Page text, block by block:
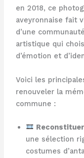
en 2018, ce
aveyronnaise fait
d’une
artistique qui
d’émotion et
Voici les
renouveler la
commune :
Reconstituer
une sélection
costumes